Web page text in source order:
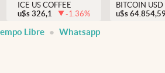
México
ICE US COFFEE
u$s 326,1 -1.36%
BITCOIN USD
u$s
Libre Whatsapp